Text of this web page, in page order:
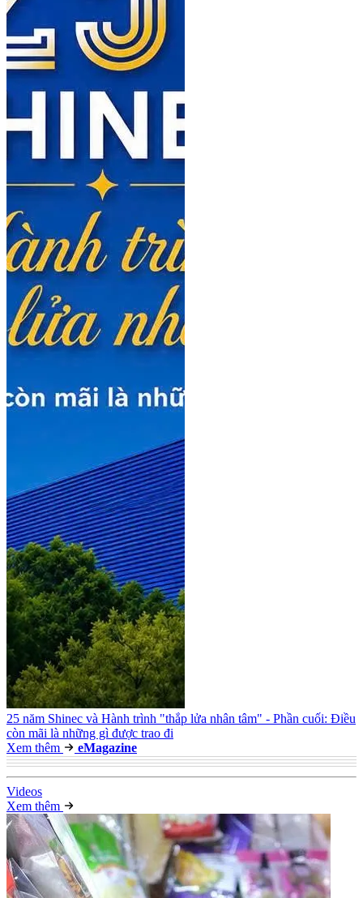
25 năm Shinec và Hành trình "thắp lửa nhân tâm" - Phần cuối: Điều
còn mãi là những gì được trao đi
Xem thêm
eMagazine
Videos
Xem thêm